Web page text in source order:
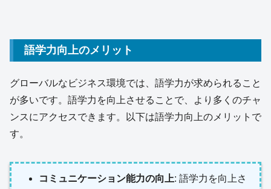
語学力向上のメリット
グローバルなビジネス環境では、語学力が求められること
が多いです。語学力を向上させることで、より多くのチャ
ンスにアクセスできます。以下は語学力向上のメリットで
す。
コミュニケーション能力の向上: 語学力を向上さ